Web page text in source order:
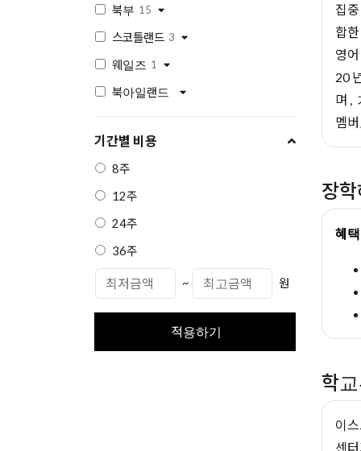
북부 15
스코틀랜드 3
웨일즈 1
북아일랜드
기간별 비용
8주
12주
24주
36주
~ 원
적용하기
집
합
영
20
며 ,
멤
장
혜택
학
이
센